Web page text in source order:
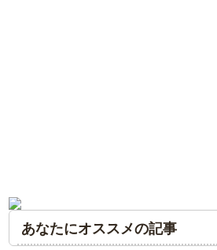
あなたにオススメの記事